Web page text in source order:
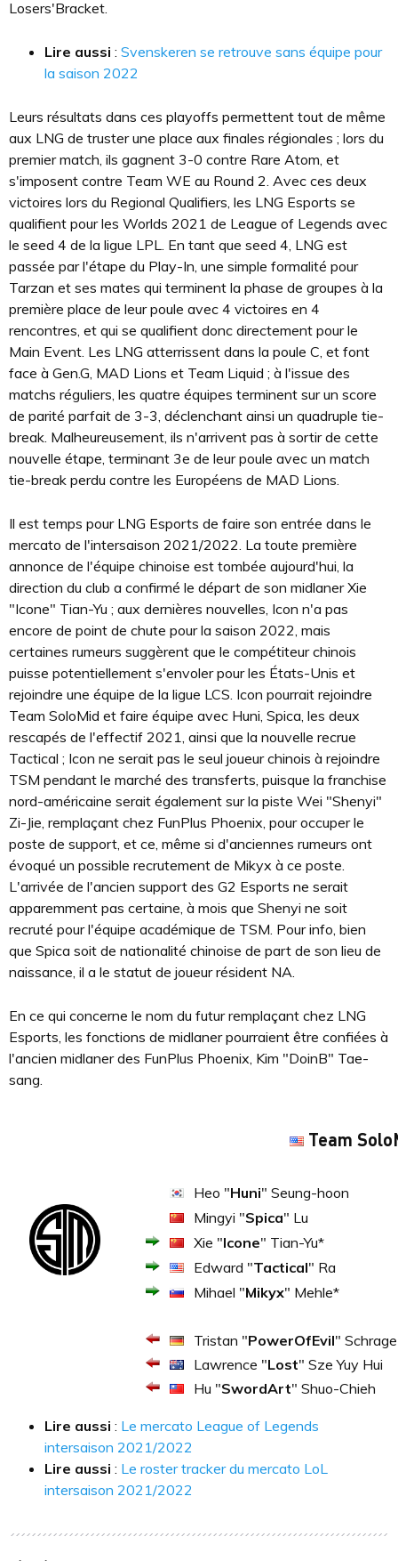
Losers'Bracket.
Lire aussi : Svenskeren se retrouve sans équipe pour
la saison 2022
Leurs résultats dans ces playoffs permettent tout de même
aux LNG de truster une place aux finales régionales ; lors du
premier match, ils gagnent 3-0 contre Rare Atom, et
s'imposent contre Team WE au Round 2. Avec ces deux
victoires lors du Regional Qualifiers, les LNG Esports se
qualifient pour les Worlds 2021 de League of Legends avec
le seed 4 de la ligue LPL. En tant que seed 4, LNG est
passée par l'étape du Play-In, une simple formalité pour
Tarzan et ses mates qui terminent la phase de groupes à la
première place de leur poule avec 4 victoires en 4
rencontres, et qui se qualifient donc directement pour le
Main Event. Les LNG atterrissent dans la poule C, et font
face à Gen.G, MAD Lions et Team Liquid ; à l'issue des
matchs réguliers, les quatre équipes terminent sur un score
de parité parfait de 3-3, déclenchant ainsi un quadruple tie-
break. Malheureusement, ils n'arrivent pas à sortir de cette
nouvelle étape, terminant 3e de leur poule avec un match
tie-break perdu contre les Européens de MAD Lions.
Il est temps pour LNG Esports de faire son entrée dans le
mercato de l'intersaison 2021/2022. La toute première
annonce de l'équipe chinoise est tombée aujourd'hui, la
direction du club a confirmé le départ de son midlaner Xie
"Icone" Tian-Yu ; aux dernières nouvelles, Icon n'a pas
encore de point de chute pour la saison 2022, mais
certaines rumeurs suggèrent que le compétiteur chinois
puisse potentiellement s'envoler pour les États-Unis et
rejoindre une équipe de la ligue LCS. Icon pourrait rejoindre
Team SoloMid et faire équipe avec Huni, Spica, les deux
rescapés de l'effectif 2021, ainsi que la nouvelle recrue
Tactical ; Icon ne serait pas le seul joueur chinois à rejoindre
TSM pendant le marché des transferts, puisque la franchise
nord-américaine serait également sur la piste Wei "Shenyi"
Zi-Jie, remplaçant chez FunPlus Phoenix, pour occuper le
poste de support, et ce, même si d'anciennes rumeurs ont
évoqué un possible recrutement de Mikyx à ce poste.
L'arrivée de l'ancien support des G2 Esports ne serait
apparemment pas certaine, à mois que Shenyi ne soit
recruté pour l'équipe académique de TSM. Pour info, bien
que Spica soit de nationalité chinoise de part de son lieu de
naissance, il a le statut de joueur résident NA.
En ce qui concerne le nom du futur remplaçant chez LNG
Esports, les fonctions de midlaner pourraient être confiées à
l'ancien midlaner des FunPlus Phoenix, Kim "DoinB" Tae-
sang.
Team
Heo "Huni" Seung-hoon
Mingyi "Spica" Lu
Xie "Icone" Tian-Yu*
Edward "Tactical" Ra
Mihael "Mikyx" Mehle*
Tristan "PowerOfEvil" Schrage
Lawrence "Lost" Sze Yuy Hui
Hu "SwordArt" Shuo-Chieh
Lire aussi : Le mercato League of Legends
intersaison 2021/2022
Lire aussi : Le roster tracker du mercato LoL
intersaison 2021/2022